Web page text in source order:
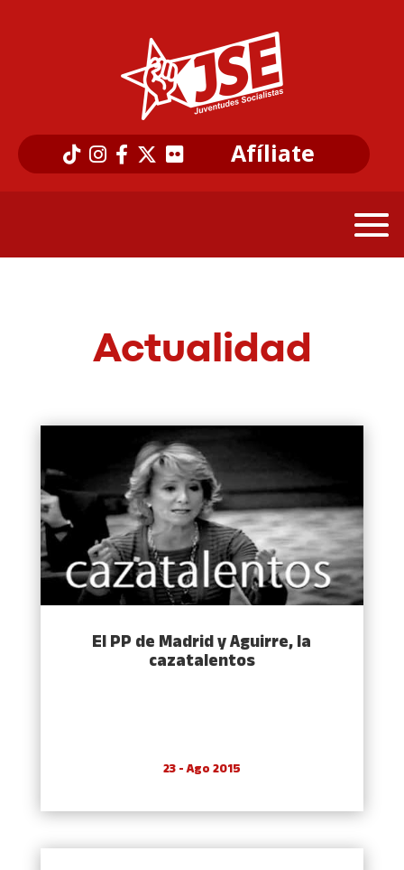
Afíliate
Actualidad
El PP de Madrid y Aguirre, la
cazatalentos
23 - Ago 2015